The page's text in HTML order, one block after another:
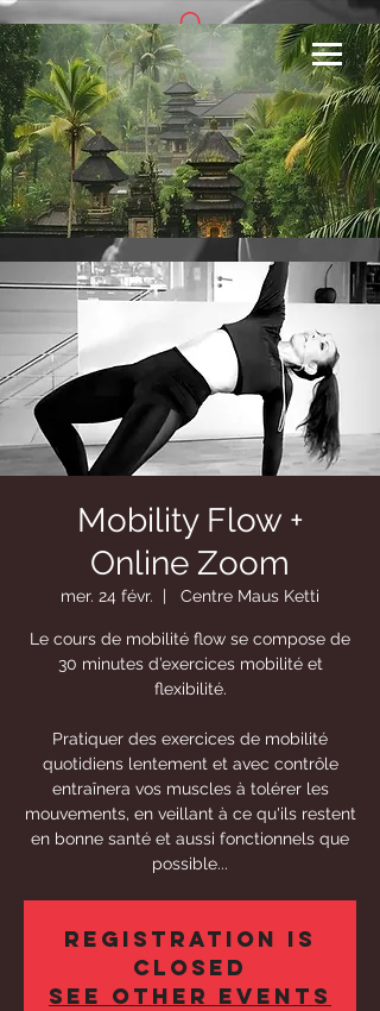
Se connecter
Mobility Flow +
Online Zoom
mer. 24 févr.
  |
Centre Maus Ketti
Le cours de mobilité flow se compose de
30 minutes d’exercices mobilité et
flexibilité.
Pratiquer des exercices de mobilité
quotidiens lentement et avec contrôle
entraînera vos muscles à tolérer les
mouvements, en veillant à ce qu'ils restent
en bonne santé et aussi fonctionnels que
possible...
Registration is
Closed
See other events